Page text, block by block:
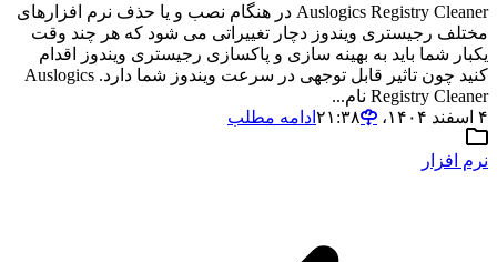
Auslogics Registry Cleaner در هنگام نصب و یا حذف نرم افزارهای
مختلف رجیستری ویندوز دچار تغییراتی می شود که هر چند وقت
یکبار شما باید به بهینه سازی و پاکسازی رجیستری ویندوز اقدام
کنید چون تاثیر قابل توجهی در سرعت ویندوز شما دارد. Auslogics
Registry Cleaner نام...
۴ اسفند ۱۴۰۴،‏ ۲۱:۳۸
ادامه مطلب
نرم افزار